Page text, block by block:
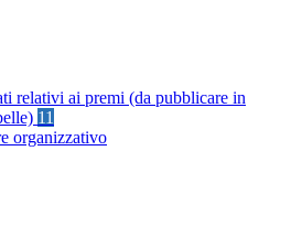
relativi ai premi (da pubblicare in
11
organizzativo